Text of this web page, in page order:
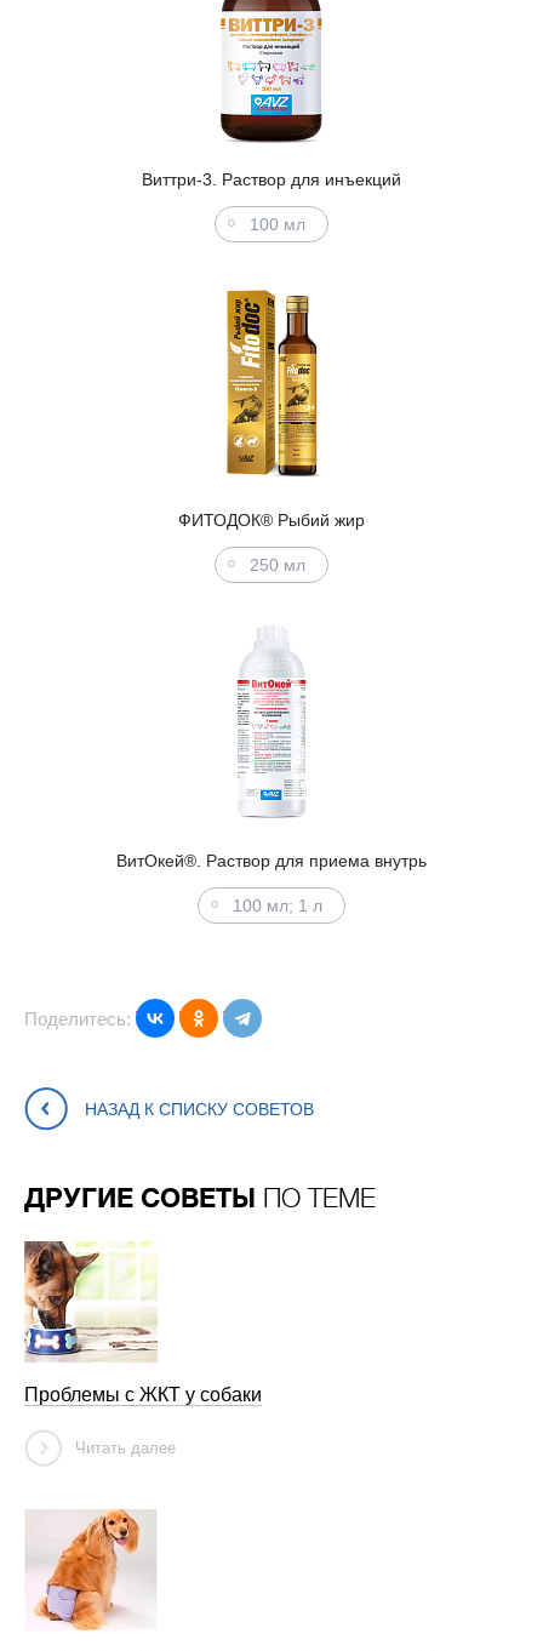
Виттри-3. Раствор для инъекций
100 мл
ФИТОДОК® Рыбий жир
250 мл
ВитОкей®. Раствор для приема внутрь
100 мл; 1 л
Поделитесь:
НАЗАД К СПИСКУ СОВЕТОВ
ДРУГИЕ СОВЕТЫ ПО ТЕМЕ
Проблемы с ЖКТ у собаки
Читать далее